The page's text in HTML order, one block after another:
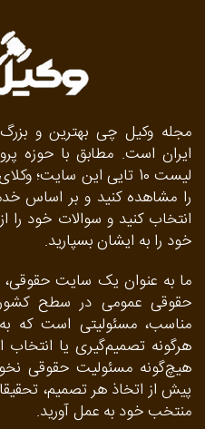
مجله وکیل چی بهترین و
ایران است. مطابق با حوزه
لیست 10 تایی این سایت؛
را مشاهده کنید و بر اساس
انتخاب کنید و سوالات خود را
خود را به ایشان بسپارید.
ما به‌ عنوان یک سایت حقوقی،
حقوقی عمومی در سطح کشور
مناسب، مسئولیتی است که
هرگونه تصمیم‌گیری یا انتخاب
هیچ‌گونه مسئولیت حقوقی
پیش از اتخاذ هر تصمیم،
منتخب خود به عمل آورید.